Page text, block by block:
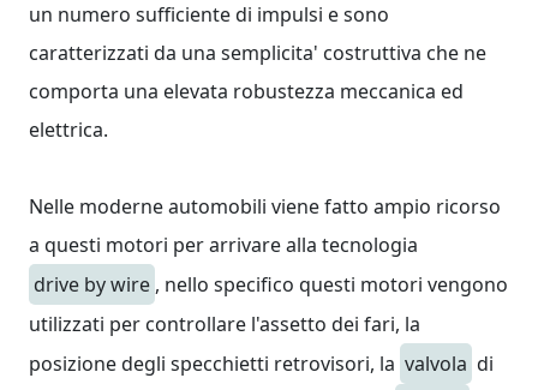
un numero sufficiente di impulsi e sono
caratterizzati da una semplicita' costruttiva che ne
comporta una elevata robustezza meccanica ed
elettrica.
Nelle moderne automobili viene fatto ampio ricorso
a questi motori per arrivare alla tecnologia
drive by wire , nello specifico questi motori vengono
utilizzati per controllare l'assetto dei fari, la
posizione degli specchietti retrovisori, la valvola di